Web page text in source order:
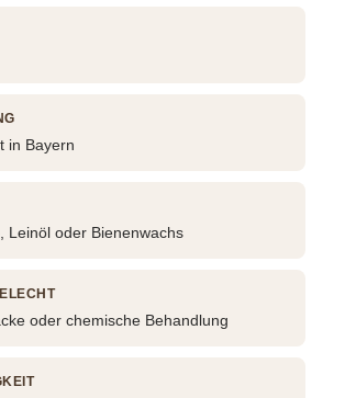
in Bayern
Leinöl oder Bienenwachs
oder chemische Behandlung